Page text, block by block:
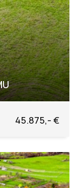
45.875,- €